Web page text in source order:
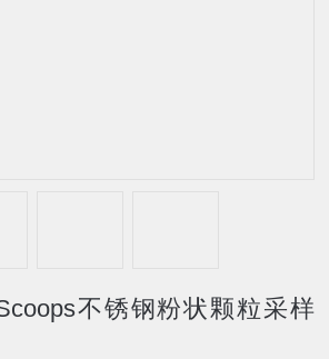
不锈钢粉状颗粒采样